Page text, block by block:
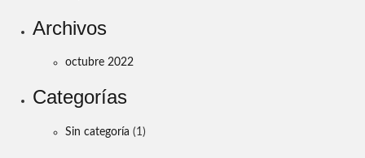
Archivos
octubre 2022
Categorías
Sin categoría (1)